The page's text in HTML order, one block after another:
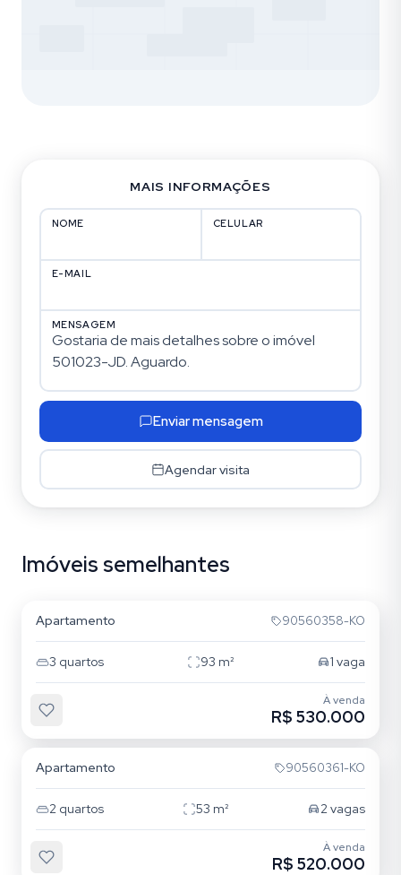
MAIS INFORMAÇÕES
NOME CELULAR
E-MAIL
MENSAGEM
Enviar mensagem
Agendar visita
Imóveis semelhantes
Rio Branco
Apartamento 90560358-KO
3 quartos 93 m² 1 vaga
À venda
R$ 530.000
Apartamento 90560361-KO
2 quartos 53 m² 2vagas
À venda
R$ 520.000